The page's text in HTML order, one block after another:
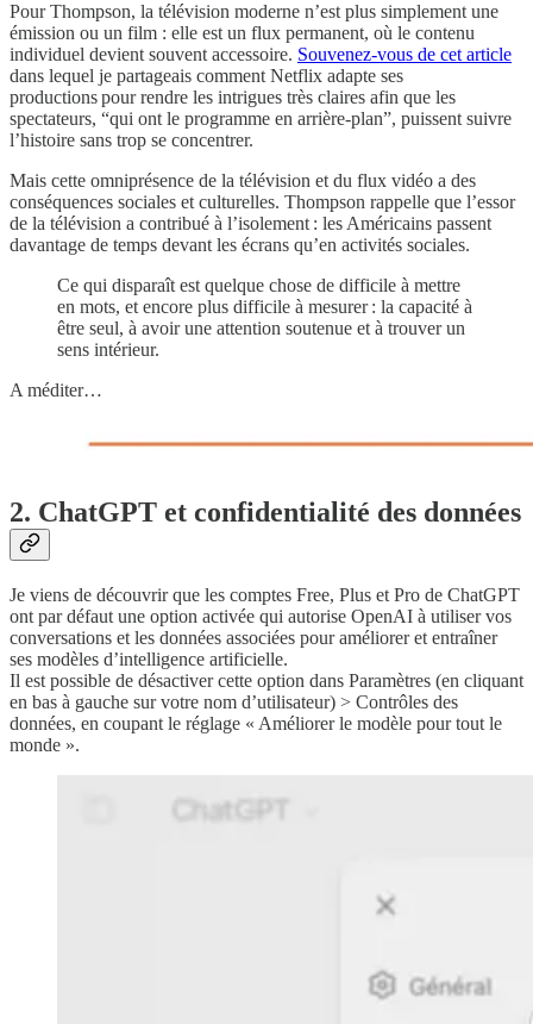
Pour Thompson, la télévision moderne n’est plus simplement une
émission ou un film : elle est un flux permanent, où le contenu
individuel devient souvent accessoire. Souvenez-vous de cet article
dans lequel je partageais comment Netflix adapte ses
productions pour rendre les intrigues très claires afin que les
spectateurs, “qui ont le programme en arrière-plan”, puissent suivre
l’histoire sans trop se concentrer.
Mais cette omniprésence de la télévision et du flux vidéo a des
conséquences sociales et culturelles. Thompson rappelle que l’essor
de la télévision a contribué à l’isolement : les Américains passent
davantage de temps devant les écrans qu’en activités sociales.
Ce qui disparaît est quelque chose de difficile à mettre
en mots, et encore plus difficile à mesurer : la capacité à
être seul, à avoir une attention soutenue et à trouver un
sens intérieur.
A méditer…
2. ChatGPT et confidentialité des données
Je viens de découvrir que les comptes Free, Plus et Pro de ChatGPT
ont par défaut une option activée qui autorise OpenAI à utiliser vos
conversations et les données associées pour améliorer et entraîner
ses modèles d’intelligence artificielle.
Il est possible de désactiver cette option dans Paramètres (en cliquant
en bas à gauche sur votre nom d’utilisateur) > Contrôles des
données, en coupant le réglage « Améliorer le modèle pour tout le
monde ».